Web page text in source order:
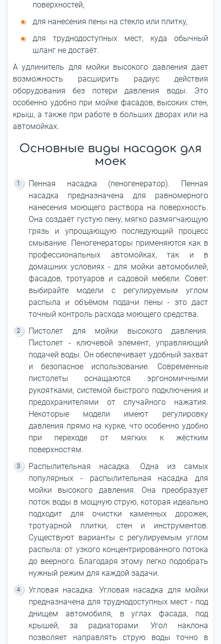
поверхностей,
для нанесения пены на стекло или плитку,
для труднодоступных мест, куда обычный
шланг не достаёт.
А удлинитель для мойки высокого давления дает
возможность расширить радиус действия
оборудования без потери давления воды. Это
особенно удобно при мойке фасадов, высоких стен,
крыш, а также при работе в больших дворах или на
автомойках.
Основные виды насадок для
моек
Пенная насадка (пеногенератор). Пенная
насадка предназначена для равномерного
нанесения моющего раствора на поверхность.
Она создаёт густую пену, мягко размягчающую
грязь и упрощающую последующий процесс
смывание. Пеногенераторы применяются как в
профессиональных автомойках, так и в
домашних условиях - для мойки автомобилей,
фасадов, тротуаров и садовой мебели. Совет:
выбирайте модели с регулируемым углом
распыла и объёмом подачи пены - это даст
точный контроль расхода моющего средства.
Пистолет для мойки высокого давления.
Пистолет - ключевой элемент, управляющий
подачей воды. Он обеспечивает удобный захват
и безопасное использование. Современные
пистолеты оснащаются эргономичными
рукоятками, системой быстрого подключения и
предохранителями от случайного нажатия.
Некоторые модели имеют регулировку
давления прямо на курке, что особенно удобно
при переходе от мягких к жёстким
поверхностям.
Распылительная насадка. Одна из самых
популярных - распылительная насадка для
мойки высокого давления. Она преобразует
поток воды в мощную струю, которая идеально
подходит для очистки каменных дорожек,
тротуарной плитки, стен и инструментов.
Существуют варианты с регулируемым углом
распыла: от узкого концентрированного потока
до веерного. Благодаря этому легко подобрать
нужный режим для каждой задачи.
Угловая насадка. Угловая насадка для мойки
предназначена для труднодоступных мест - под
днищем автомобиля, в углах фасада, под
крышей, за радиаторами. Угол наклона
позволяет направлять струю воды точно в